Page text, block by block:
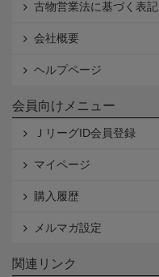
古物営業法に基づく表記
会社概要
ヘルプページ
会員向けメニュー
ＪリーグID会員登録
マイページ
購入履歴
メルマガ設定
関連リンク